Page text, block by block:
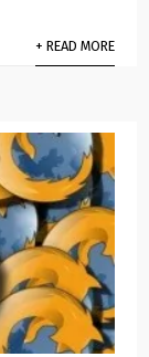
+ READ MORE